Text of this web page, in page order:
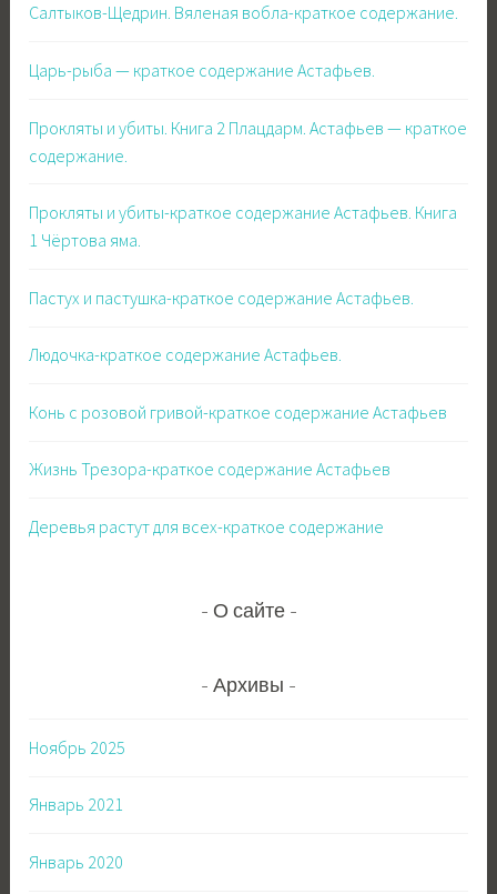
Салтыков-Щедрин. Вяленая вобла-краткое содержание.
Царь-рыба — краткое содержание Астафьев.
Прокляты и убиты. Книга 2 Плацдарм. Астафьев — краткое
содержание.
Прокляты и убиты-краткое содержание Астафьев. Книга
1 Чёртова яма.
Пастух и пастушка-краткое содержание Астафьев.
Людочка-краткое содержание Астафьев.
Конь с розовой гривой-краткое содержание Астафьев
Жизнь Трезора-краткое содержание Астафьев
Деревья растут для всех-краткое содержание
О сайте
Архивы
Ноябрь 2025
Январь 2021
Январь 2020